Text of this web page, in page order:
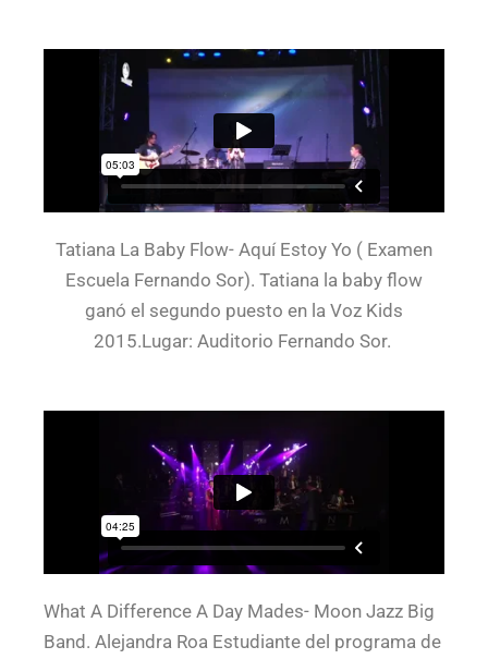
Tatiana La Baby Flow- Aquí Estoy Yo ( Examen
Escuela Fernando Sor). Tatiana la baby flow
ganó el segundo puesto en la Voz Kids
2015.Lugar: Auditorio Fernando Sor.
What A Difference A Day Mades- Moon Jazz Big
Band. Alejandra Roa Estudiante del programa de